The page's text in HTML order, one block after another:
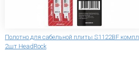
Полотно для сабельной плиты S1122BF компл.
2шт HeadRock